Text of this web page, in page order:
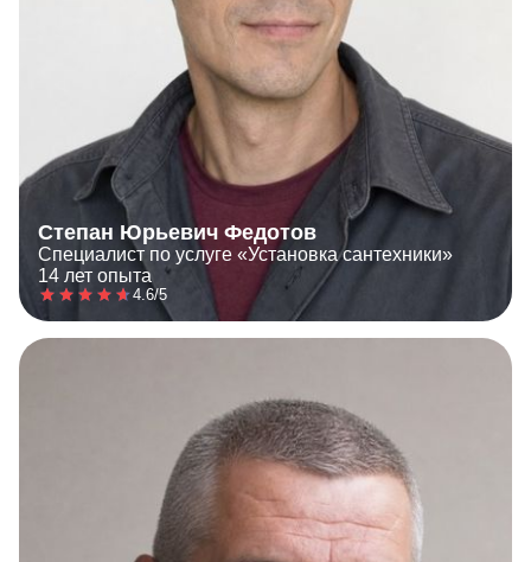
Степан Юрьевич Федотов
Специалист по услуге «Установка сантехники»
14 лет опыта
4.6/5